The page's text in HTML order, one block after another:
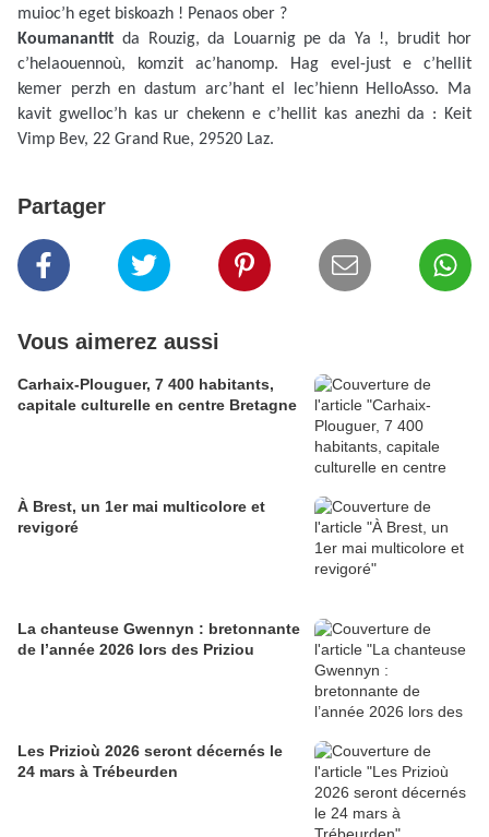
muioc’h eget biskoazh ! Penaos ober ?
Koumanantitda Rouzig, da Louarnig pe da Ya !, brudit hor
c’helaouennoù, komzit ac’hanomp. Hag evel-just e c’hellit
kemer perzh en dastum arc’hant el lec’hienn HelloAsso. Ma
kavit gwelloc’h kas ur chekenn e c’hellit kas anezhi da : Keit
Vimp Bev, 22 Grand Rue, 29520 Laz.
Partager
Vous aimerez aussi
Carhaix-Plouguer, 7 400 habitants,
capitale culturelle en centre Bretagne
À Brest, un 1er mai multicolore et
revigoré
La chanteuse Gwennyn : bretonnante
de l’année 2026 lors des Priziou
Les Prizioù 2026 seront décernés le
24 mars à Trébeurden